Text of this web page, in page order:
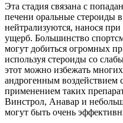
Эта стадия связана с
печени оральные стероиды
нейтрализуются, нанося
ущерб. Большинство
могут добиться огромных
используя стероиды со
этот можно избежать
андрогенным воздействием
применением таких
Винстрол, Анавар и
могут быть очень